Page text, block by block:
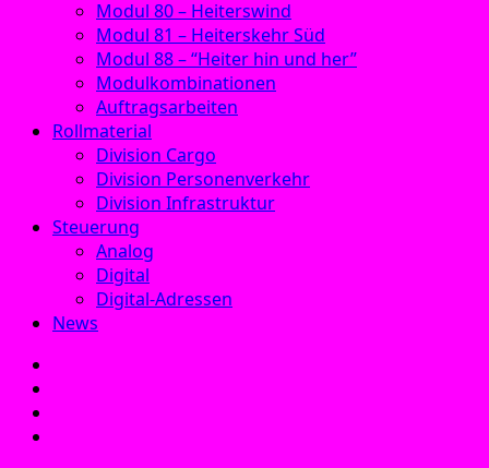
Modul 80 – Heiterswind
Modul 81 – Heiterskehr Süd
Modul 88 – “Heiter hin und her”
Modulkombinationen
Auftragsarbeiten
Rollmaterial
Division Cargo
Division Personenverkehr
Division Infrastruktur
Steuerung
Analog
Digital
Digital-Adressen
News